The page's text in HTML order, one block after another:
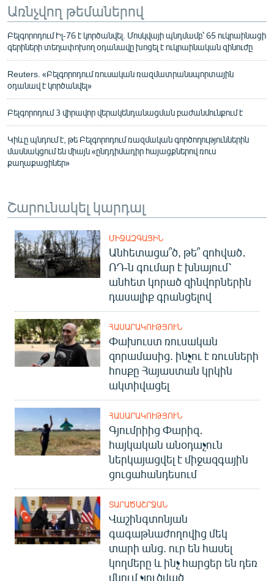
Առնչվող թեմաներով
Բելգորոդում Իլ-76 է կործանվել. Մոսկվայի պնդմամբ՝ 65 ուկրաինացի
գերիների տեղափոխող օդանավը խոցել է ուկրաինական զինուժը
Reuters. «Բելգորոդում ռուսական ռազմատրանսպորտային
օդանավ է կործանվել»
Բելգորոդում 3 վիրավոր վերակենդանացման բաժանմունքում է
Կիևը պնդում է, թե Բելգորոդում ռազմական գործողություններին
մասնակցում են միայն «ընդդիմադիր հայացքներով ռուս
քաղաքացիներ»
Շարունակել կարդալ
ՄԻՋԱԶԳԱՅԻՆ
Անհետացա՞ծ, թե՞ զոհված․
ՌԴ-ն գումար է խնայում՝
անհետ կորած զինվորներին
դասալիք գրանցելով
ՀԱՍԱՐԱԿՈՒԹՅՈՒՆ
Փախուստ ռուսական
զորամասից. ինչու է ռուսների
հոսքը Հայաստան կրկին
ակտիվացել
ՀԱՍԱՐԱԿՈՒԹՅՈՒՆ
Գյումրիից Փարիզ․
հայկական անօդաչուն
ներկայացվել է միջազգային
ցուցահանդեսում
ՏԱՐԱԾԱՇՐՋԱՆ
Վաշինգտոնյան
գագաթնաժողովից մեկ
տարի անց. ուր են հասել
կողմերը և ինչ հարցեր են դեռ
մնում չլուծված